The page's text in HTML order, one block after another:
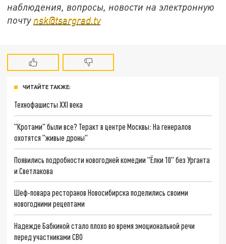
наблюдения, вопросы, новости на электронную
почту nsk@tsargrad.tv
ЧИТАЙТЕ ТАКЖЕ:
Технофашисты XXI века
"Кротами" были все? Теракт в центре Москвы: На генералов
охотятся "живые дроны"
Появились подробности новогодней комедии "Ёлки 10" без Урганта
и Светлакова
Шеф-повара ресторанов Новосибирска поделились своими
новогодними рецептами
Надежде Бабкиной стало плохо во время эмоциональной речи
перед участниками СВО